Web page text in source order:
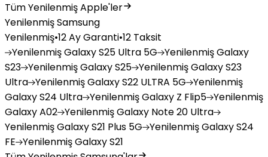
Tüm Yenilenmiş Apple'ler
Yenilenmiş Samsung
Yenilenmiş•12 Ay Garanti•12 Taksit
YenilenmişGalaxy S25 Ultra 5G YenilenmişGalaxy
S23 YenilenmişGalaxy S25 YenilenmişGalaxy S23
Ultra YenilenmişGalaxy S22 ULTRA 5G Yenilenmiş
Galaxy S24 Ultra YenilenmişGalaxy Z Flip5 Yenilenmiş
Galaxy A02 YenilenmişGalaxy Note 20 Ultra
YenilenmişGalaxy S21 Plus 5G YenilenmişGalaxy S24
FE YenilenmişGalaxy S21